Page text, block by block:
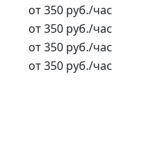
от 350 руб./час
от 350 руб./час
от 350 руб./час
от 350 руб./час